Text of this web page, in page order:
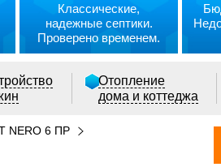
Классические,
надежные септики.
Проверено временем.
Отопление
дома и коттеджа
6 ПР